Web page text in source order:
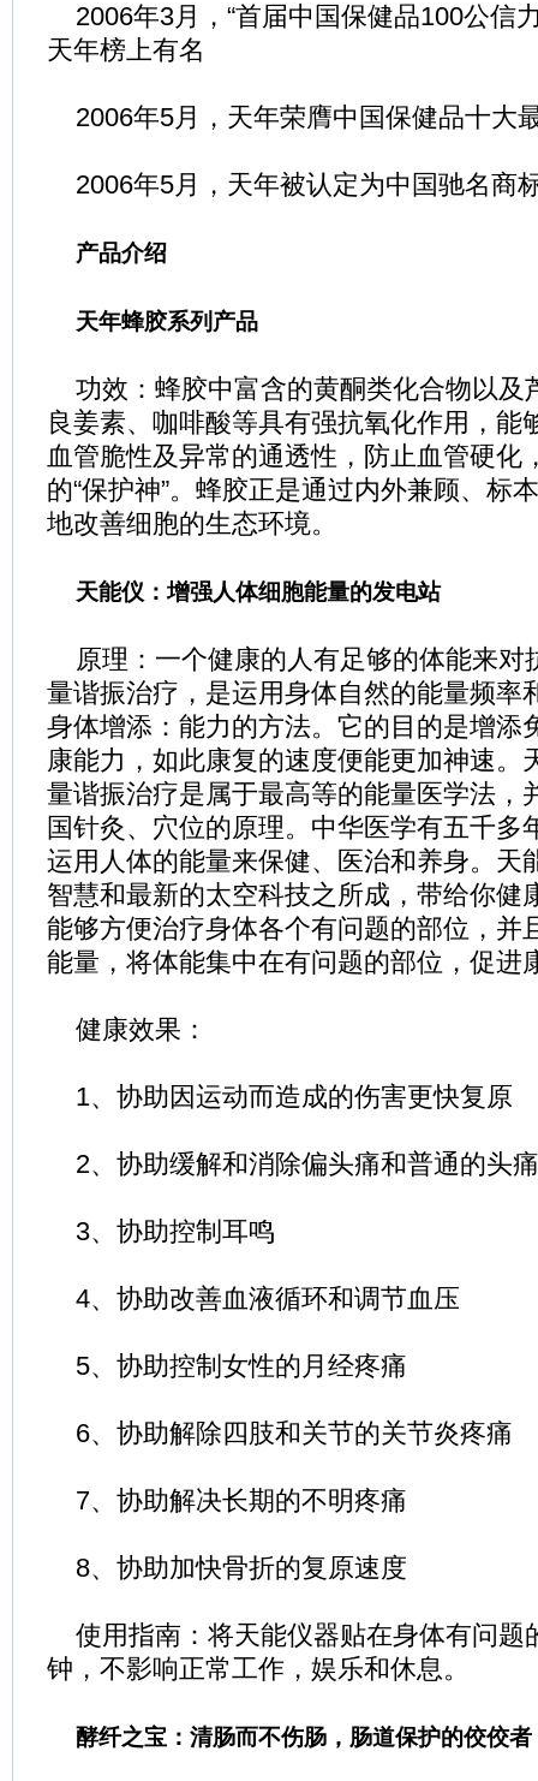
2006年3月，“首届中国保健品100公信
天年榜上有名
2006年5月，天年荣膺中国保健品十大
2006年5月，天年被认定为中国驰名商
产品介绍
天年蜂胶系列产品
功效：蜂胶中富含的黄酮类化合物以及
良姜素、咖啡酸等具有强抗氧化作用，能
血管脆性及异常的通透性，防止血管硬化
的“保护神”。蜂胶正是通过内外兼顾、标
地改善细胞的生态环境。
天能仪：增强人体细胞能量的发电站
原理：一个健康的人有足够的体能来对
量谐振治疗，是运用身体自然的能量频率
身体增添：能力的方法。它的目的是增添
康能力，如此康复的速度便能更加神速。
量谐振治疗是属于最高等的能量医学法，
国针灸、穴位的原理。中华医学有五千多
运用人体的能量来保健、医治和养身。天
智慧和最新的太空科技之所成，带给你健
能够方便治疗身体各个有问题的部位，并
能量，将体能集中在有问题的部位，促进
健康效果：
1、协助因运动而造成的伤害更快复原
2、协助缓解和消除偏头痛和普通的头痛
3、协助控制耳鸣
4、协助改善血液循环和调节血压
5、协助控制女性的月经疼痛
6、协助解除四肢和关节的关节炎疼痛
7、协助解决长期的不明疼痛
8、协助加快骨折的复原速度
使用指南：将天能仪器贴在身体有问题
钟，不影响正常工作，娱乐和休息。
酵纤之宝：清肠而不伤肠，肠道保护的佼佼者